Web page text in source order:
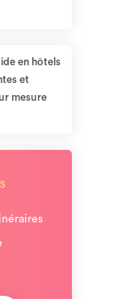
en hôtels
et
mesure​